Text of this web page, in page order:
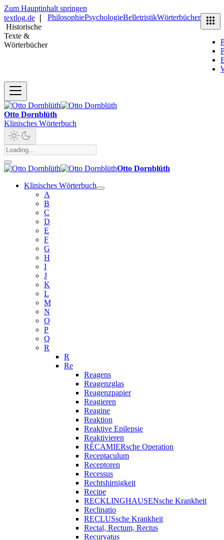
Zum Hauptinhalt springen
textlog.de
Historische
Texte &
Wörterbücher
PhilosophiePsychologieBelletristikWörterbücher
Otto Dornblüth
Klinisches Wörterbuch
Otto Dornblüth
Klinisches Wörterbuch
A
B
C
D
E
F
G
H
I
J
K
L
M
N
O
P
Q
R
R
Re
Reagens
Reagenzglas
Reagenzpapier
Reagieren
Reagine
Reaktion
Reaktive Epilepsie
Reaktivieren
RÉCAMIERsche Operation
Receptaculum
Receptoren
Recessus
Rechtshirnigkeit
Recipe
RECKLINGHAUSENsche Krankheit
Reclinatio
RECLUSsche Krankheit
Rectal, Rectum, Rectus
Recurvatus